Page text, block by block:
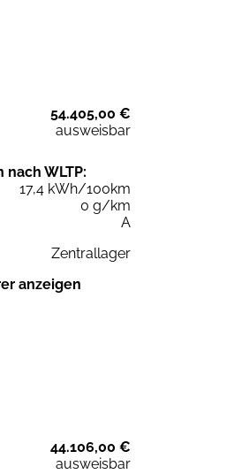
54.405,00 €
ausweisbar
WLTP:
17,4 kWh/100km
0 g/km
A
Zentrallager
anzeigen
44.106,00 €
ausweisbar